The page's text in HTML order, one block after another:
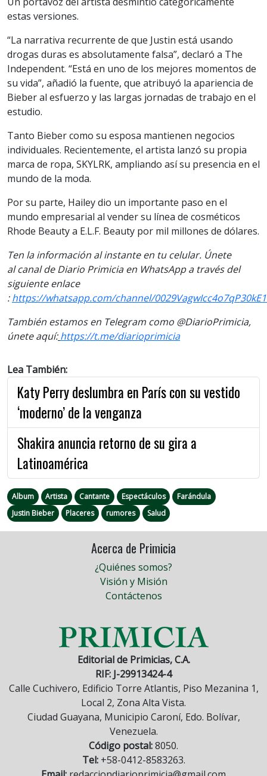
estas versiones.
“La narrativa recurrente de que Justin está usando
drogas duras es absolutamente falsa”, declaró a The
Independent. “Está en uno de los mejores momentos de
su vida”, añadió la fuente, que atribuyó la apariencia de
Bieber al esfuerzo y las largas jornadas de trabajo en el
estudio.
Tanto Bieber como su esposa mantienen negocios
individuales. Recientemente, el artista lanzó su propia
marca de ropa, SKYLRK, ampliando así su presencia en el
mundo de la moda.
Por su parte, Hailey dio un importante paso en el
mundo empresarial al vender su línea de cosméticos
Rhode Beauty a E.L.F. Beauty por mil millones de dólares.
Ten la información al instante en tu celular. Únete
al canal de Diario Primicia en WhatsApp a través del
siguiente enlace
: https://whatsapp.com/channel/
También estamos en Telegram como @DiarioPrimicia,
únete aquí: https://t.me/diarioprimicia
Lea También:
Katy Perry deslumbra en París con su vestido
‘moderno’ de la venganza
Shakira anuncia retorno de su gira a
Latinoamérica
Album Artista Cantante Espectáculos
Farándula
Justin Bieber
Placeres rumores Salud
Acerca de Primicia
¿Quiénes somos?
Visión y Misión
Contáctenos
Editorial de Primicias, C.A.
RIF: J-29913424-4
Calle Cuchivero, Edificio Torre Atlantis, Piso Mezanina 1,
Local 2, Zona Alta Vista.
Ciudad Guayana, Municipio Caroní, Edo. Bolívar,
Venezuela.
Código postal:8050.
Tel:+58-0412-8583263.